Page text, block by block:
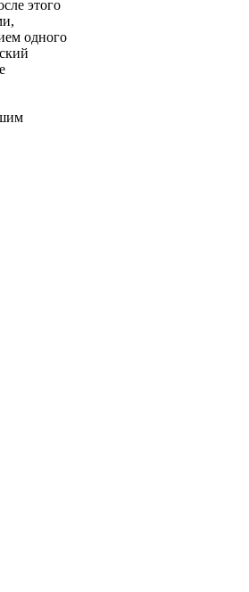
этого
одного